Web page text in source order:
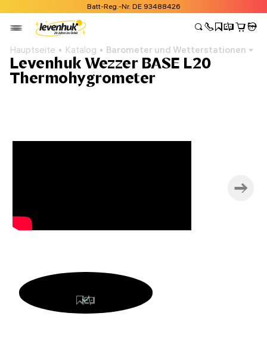
Batt-Reg.-Nr. DE 93488426
Hauptseite Katalog Barometer und Wetterstationen
Levenhuk Wezzer BASE L20
Thermohygrometer